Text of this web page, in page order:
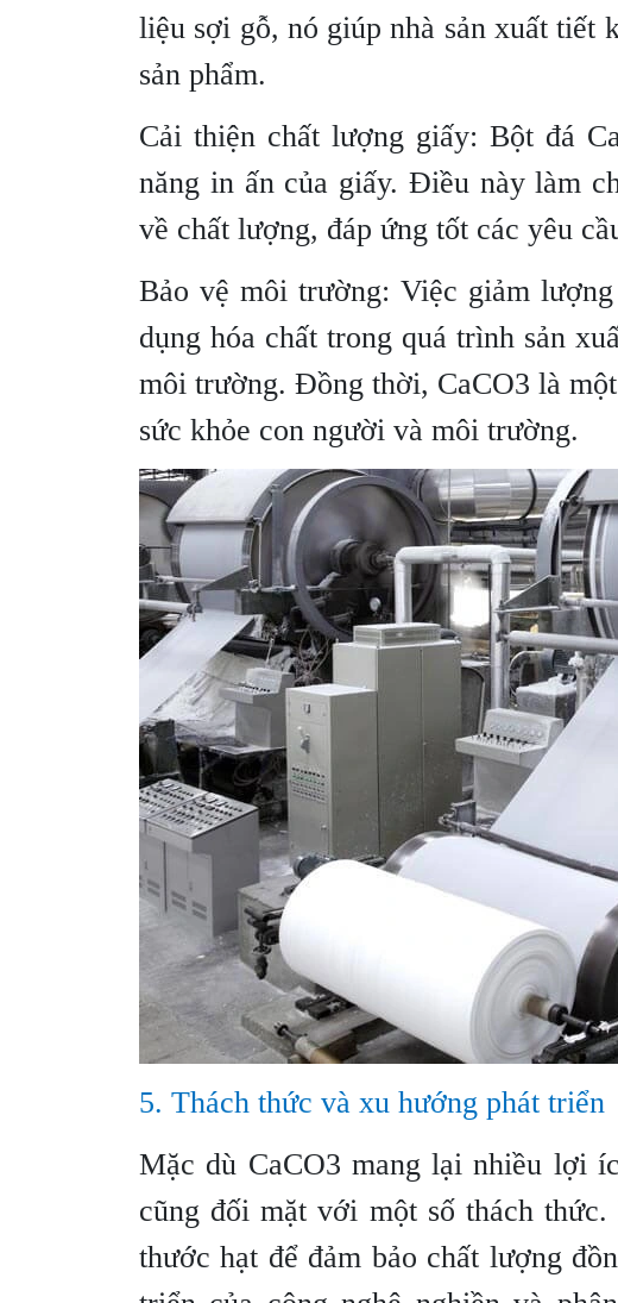
liệu sợi gỗ, nó giúp nhà sản xuất tiết
sản phẩm.
Cải thiện chất lượng giấy: Bột đá
năng in ấn của giấy. Điều này làm
về chất lượng, đáp ứng tốt các yêu
Bảo vệ môi trường: Việc giảm
dụng hóa chất trong quá trình sản
môi trường. Đồng thời, CaCO3 là
sức khỏe con người và môi trường.
5. Thách thức và xu hướng phát triển
Mặc dù CaCO3 mang lại nhiều lợi
cũng đối mặt với một số thách
thước hạt để đảm bảo chất lượng